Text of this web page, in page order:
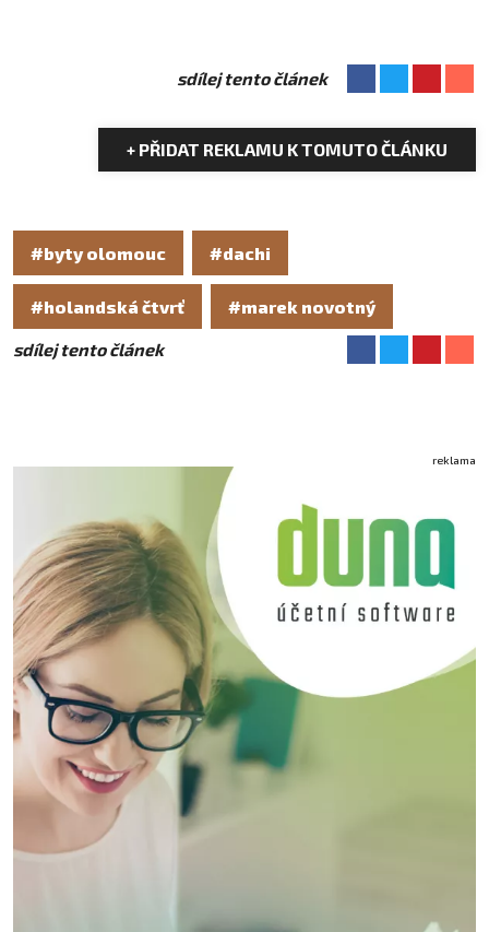
sdílej tento článek
+ PŘIDAT REKLAMU K TOMUTO ČLÁNKU
#byty olomouc #dachi
#holandská čtvrť #marek novotný
sdílej tento článek
reklama